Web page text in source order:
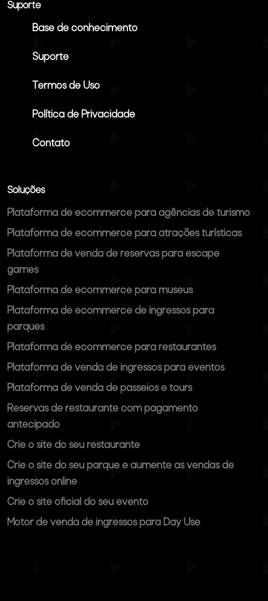
Suporte
Base de conhecimento
Suporte
Termos de Uso
Política de Privacidade
Contato
Soluções
Plataforma de ecommerce para agências de turismo
Plataforma de ecommerce para atrações turísticas
Plataforma de venda de reservas para escape
games
Plataforma de ecommerce para museus
Plataforma de ecommerce de ingressos para
parques
Plataforma de ecommerce para restaurantes
Plataforma de venda de ingressos para eventos
Plataforma de venda de passeios e tours
Reservas de restaurante com pagamento
antecipado
Crie o site do seu restaurante
Crie o site do seu parque e aumente as vendas de
ingressos online
Crie o site oficial do seu evento
Motor de venda de ingressos para Day Use